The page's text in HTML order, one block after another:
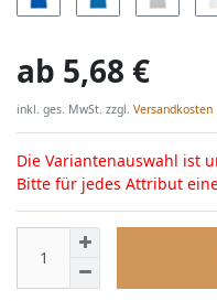
ab 5,68 €
inkl. ges. MwSt. zzgl. Versandkosten
Die Variantenauswahl ist
Bitte für jedes Attribut